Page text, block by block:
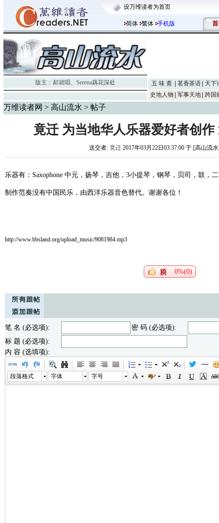
设万维读者为首页
简体 繁体 手机版 首
版主： 郝就唱、 Serena藕花深处 五 味 斋 茗香茶语
天下
史地人物
军事天地 跨国
万维读者网 > 高山流水 > 帖子
竟迁 为当地华人乐器爱好者创
送交者: 竟迁2017年03月22日03:37:00 于 [高山流
乐器有：Saxophone 中元，扬琴，吉他，3小提琴，钢琴，贝司，鼓，
制作范奏没有中国民乐，由西洋乐器音色替代。谢谢各位！
http://www.bbsland.org/upload_music/9081984.mp3
0%(0)
笔 名 (必选项):
密 码 (必选项):
标 题 (必选项):
内 容 (选填项):
段落格式 字体 字号